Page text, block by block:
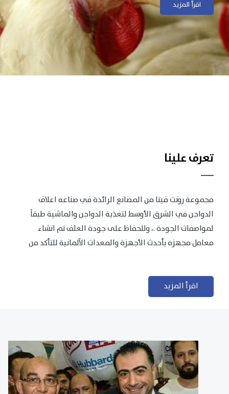
اقرأ المزيد اقرأ المزيد
تعرف علينا
مجموعة رونت فيتا من المصانع الرائدة في صناعه اعلاف
الدواجن في الشرق الأوسط لتغذية الدواجن والماشية طبقاً
لمواصفات الجودة .، وللحفاظ على جودة العلف تم انشاء
معامل مجهزه بأحدث الأجهزة والمعدات الآلمانية للتأكد من
اقرأ المزيد